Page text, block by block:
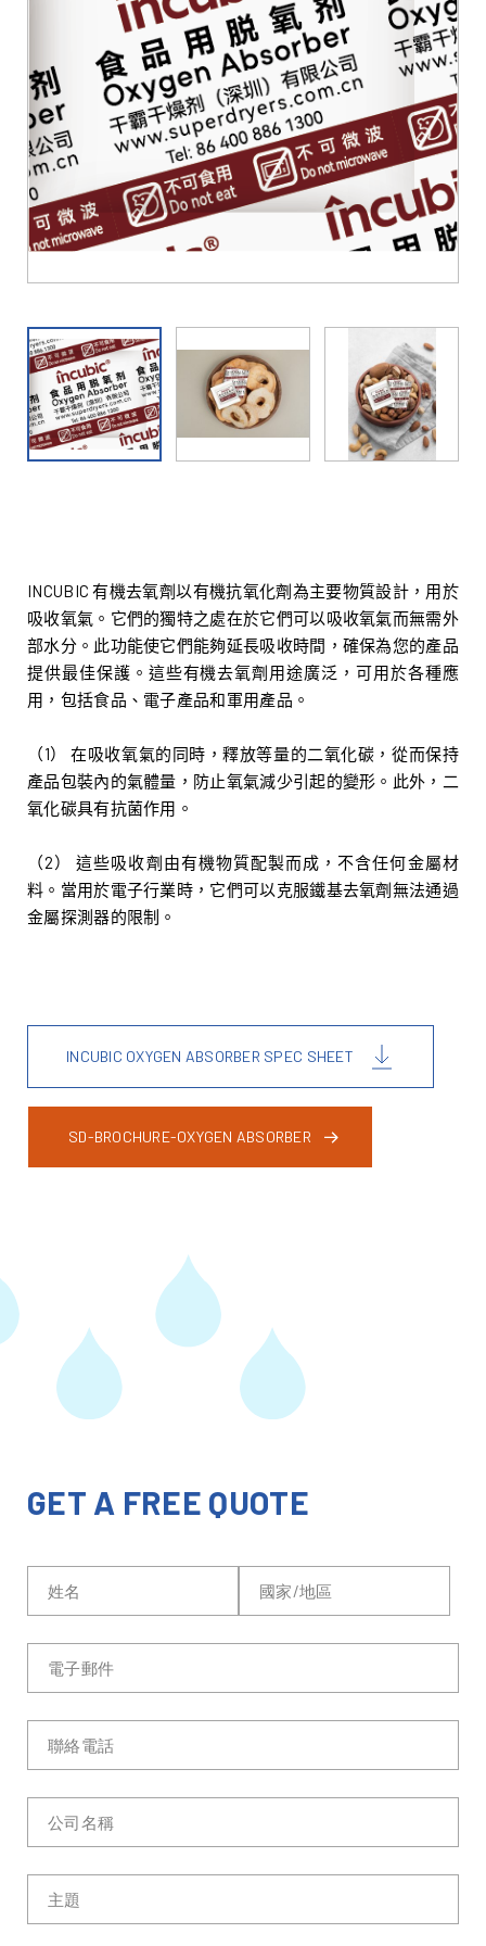
INCUBIC 有機去氧劑以有機抗氧化劑為主要物質設計，用於
吸收氧氣。它們的獨特之處在於它們可以吸收氧氣而無需外
部水分。此功能使它們能夠延長吸收時間，確保為您的產品
提供最佳保護。這些有機去氧劑用途廣泛，可用於各種應
用，包括食品、電子產品和軍用產品。
（1） 在吸收氧氣的同時，釋放等量的二氧化碳，從而保持
產品包裝內的氣體量，防止氧氣減少引起的變形。此外，二
氧化碳具有抗菌作用。
（2） 這些吸收劑由有機物質配製而成，不含任何金屬材
料。當用於電子行業時，它們可以克服鐵基去氧劑無法通過
金屬探測器的限制。
INCUBIC OXYGEN ABSORBER SPEC SHEET
SD-BROCHURE-OXYGEN ABSORBER
GET A FREE QUOTE